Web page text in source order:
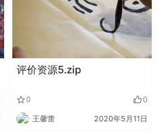
评价资源5.zip
0 0
王馨蕾 2020年5月11日